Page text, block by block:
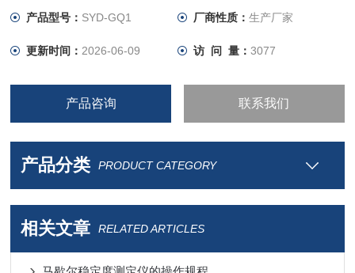
化点和延度试模。
无试样残留。
产品型号： SYD-GQ1 厂商性质： 生产厂家
更新时间： 2026-06-09 访 问 量： 3077
产品咨询 联系我们
产品分类 PRODUCT CATEGORY
相关文章 RELATED ARTICLES